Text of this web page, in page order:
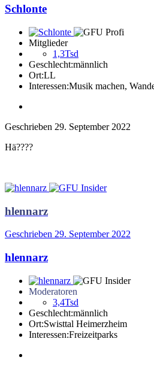
Schlonte
Mitglieder
1,3Tsd
Geschlecht:männlich
Ort:LL
Interessen:Musik machen,
Geschrieben 29. September 2022
Hä????
hlennarz
Geschrieben 29. September 2022
hlennarz
Moderatoren
3,4Tsd
Geschlecht:männlich
Ort:Swisttal Heimerzheim
Interessen:Freizeitparks